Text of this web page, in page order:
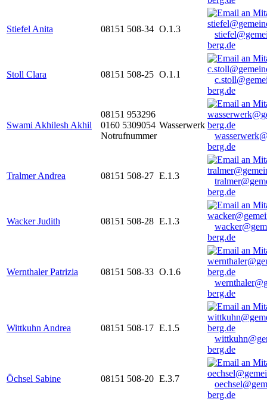
Stiefel Anita 08151 508-34 O.1.3
berg.de
Stoll Clara 08151 508-25 O.1.1
berg.de
Swami Akhilesh Akhil
08151 953296
0160 5309054
Notrufnummer
Wasserwerk
berg.de
Tralmer Andrea 08151 508-27 E.1.3
berg.de
Wacker Judith 08151 508-28 E.1.3
berg.de
Wernthaler Patrizia 08151 508-33 O.1.6
berg.de
Wittkuhn Andrea 08151 508-17 E.1.5
berg.de
Öchsel Sabine 08151 508-20 E.3.7
berg.de